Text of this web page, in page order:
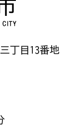
丁目13番地